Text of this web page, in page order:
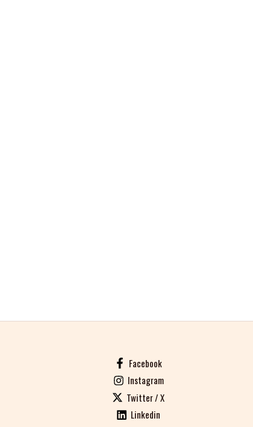
Facebook
Instagram
Twitter / X
Linkedin